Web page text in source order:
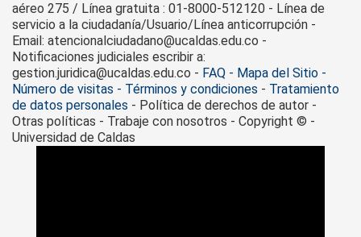
aéreo 275 / Línea gratuita : 01-8000-512120 - Línea de
servicio a la ciudadanía/Usuario/Línea anticorrupción -
Email: atencionalciudadano@ucaldas.edu.co -
Notificaciones judiciales escribir a:
gestion.juridica@ucaldas.edu.co - FAQ - Mapa del Sitio -
Número de visitas - Términos y condiciones - Tratamiento
de datos personales - Política de derechos de autor -
Otras políticas - Trabaje con nosotros - Copyright © -
Universidad de Caldas